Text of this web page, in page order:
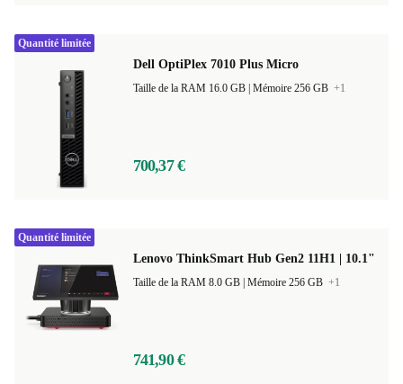
Dell OptiPlex 7010 Plus Micro
Mémoire 256 GB +1
700,37 €
Quantité limitée
Lenovo ThinkSmart Hub Gen2 11H1 | 10.1"
Mémoire 256 GB +1
741,90 €
Quantité limitée